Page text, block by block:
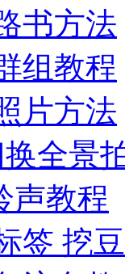
书方法
组教程
片方法
换全景
声教程
签 挖